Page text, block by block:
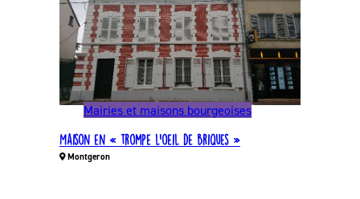
Mairies et maisons bourgeoises
Maison en « trompe l’oeil de briques »
Montgeron